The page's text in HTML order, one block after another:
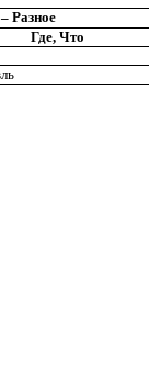
Разное
Где, Что